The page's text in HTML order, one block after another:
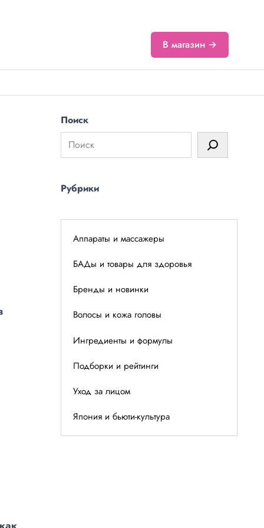
В магазин →
Поиск
Рубрики
Аппараты и массажеры
БАДы и товары для здоровья
Бренды и новинки
Волосы и кожа головы
Ингредиенты и формулы
Подборки и рейтинги
Уход за лицом
Япония и бьюти-культура